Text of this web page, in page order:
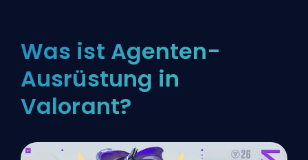
Was ist Agenten-
Ausrüstung in
Valorant?